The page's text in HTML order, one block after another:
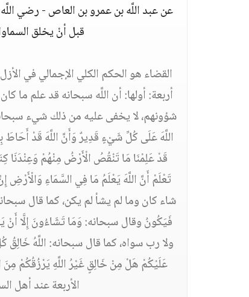
عن عبد اللَّه بن عمرو بن العاص - رضي
قبل أنْ يخلق
القضاء هو الحكم الكلي الإجمالي في
أربعة: أولها: أن اللَّه سبحانه قد علم ما
شؤونهم، لا يخفى عليه من ذلك شيء
اللَّهَ عَلَى كُلِّ شَيْءٍ قَدِيرٌ وَأَنَّ اللَّهَ قَدْ أَحَاطَ
قَدْ عَلِمْنَا مَا تَنْقُصُ الْأَرْضُ مِنْهُمْ
تَعْلَمْ أَنَّ اللَّهَ يَعْلَمُ مَا فِي السَّمَاءِ وَالْأَرْضِ
شاء كان وما لم يشأ لم يكن، كما قال
فَيَكُونُ وقال سبحانه: وَمَا تَشَاءُونَ إِلَّا أَنْ
ولا رب سواه، كما قال سبحانه: اللَّهُ
عَلَيْكُمْ هَلْ مِنْ خَالِقٍ غَيْرُ اللَّهِ يَرْزُقُكُمْ مِنَ
الأربعة عند أهل